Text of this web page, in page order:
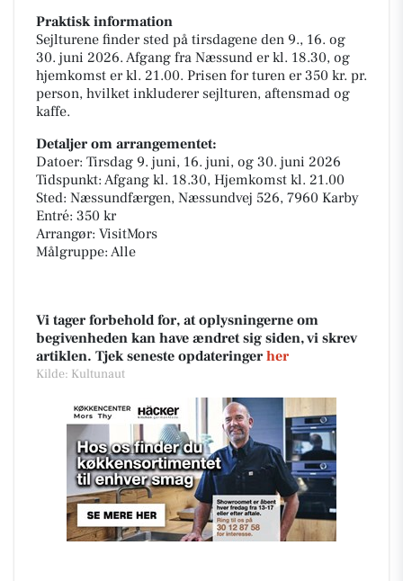
Praktisk information
Sejlturene finder sted på tirsdagene den 9., 16. og
30. juni 2026. Afgang fra Næssund er kl. 18.30, og
hjemkomst er kl. 21.00. Prisen for turen er 350 kr. pr.
person, hvilket inkluderer sejlturen, aftensmad og
kaffe.
Detaljer om arrangementet:
Datoer: Tirsdag 9. juni, 16. juni, og 30. juni 2026
Tidspunkt: Afgang kl. 18.30, Hjemkomst kl. 21.00
Sted: Næssundfærgen, Næssundvej 526, 7960 Karby
Entré: 350 kr
Arrangør: VisitMors
Målgruppe: Alle
Vi tager forbehold for, at oplysningerne om
begivenheden kan have ændret sig siden, vi skrev
artiklen. Tjek seneste opdateringer her
Kilde: Kultunaut